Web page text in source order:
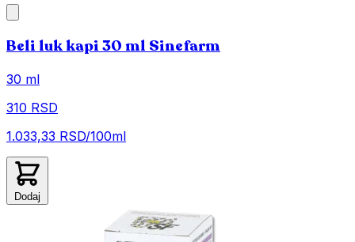
Beli luk kapi 30 ml Sinefarm
30 ml
310 RSD
1.033,33 RSD/100ml
Dodaj